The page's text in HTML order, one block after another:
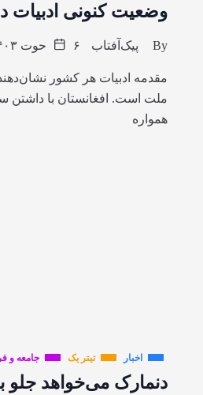
وضعیت کنونی ادبیات
By پیک‌آفتاب ۶ حوت ۱۴۰۳
مقدمه ادبیات هر کشور
ملت است. افغانستان با داشتن
همواره
اخبار تیتر یک جامعه و
دنمارک می‌خواهد جلو